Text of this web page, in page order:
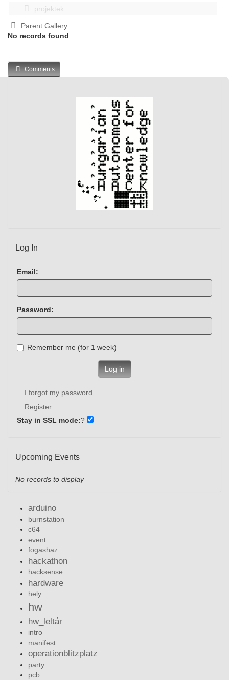
projektek
Parent Gallery
No records found
Comments
Log In
Email:
Password:
Remember me (for 1 week)
Log in
I forgot my password
Register
Stay in SSL mode:?
Upcoming Events
No records to display
arduino
burnstation
c64
event
fogashaz
hackathon
hacksense
hardware
hely
hw
hw_leltár
intro
manifest
operationblitzplatz
party
pcb